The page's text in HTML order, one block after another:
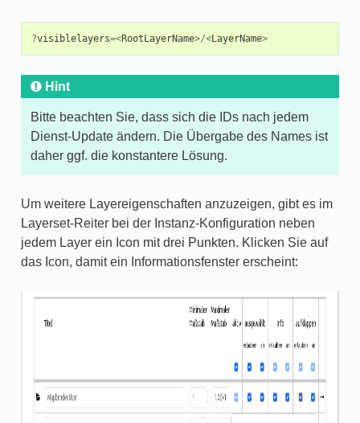
?visiblelayers=<RootLayerName>/<LayerName>
Hint
Bitte beachten Sie, dass sich die IDs nach jedem
Dienst-Update ändern. Die Übergabe des Names ist
daher ggf. die konstantere Lösung.
Um weitere Layereigenschaften anzuzeigen, gibt es im
Layerset-Reiter bei der Instanz-Konfiguration neben
jedem Layer ein Icon mit drei Punkten. Klicken Sie auf
das Icon, damit ein Informationsfenster erscheint: